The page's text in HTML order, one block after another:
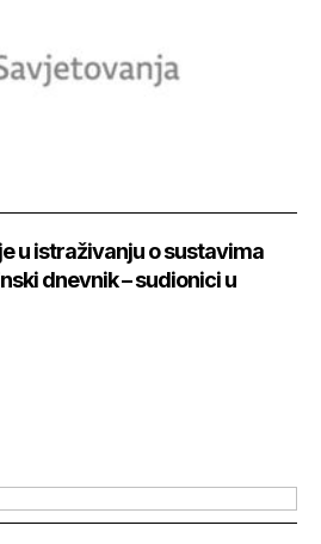
u istraživanju o sustavima
dnevnik – sudionici u